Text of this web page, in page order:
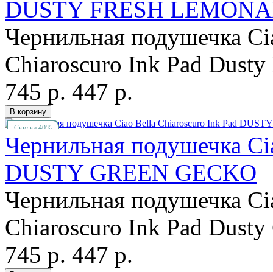
DUSTY FRESH
Чернильная подушечка
Chiaroscuro Ink Pad Dusty
745 р. 447 р.
Скидка 40%
Чернильная подушечка
DUSTY GREEN GECKO
Чернильная подушечка
Chiaroscuro Ink Pad Dusty
745 р. 447 р.